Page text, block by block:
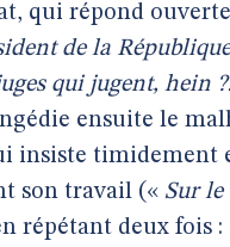
qui répond
de la
qui jugent, hein
ensuite le
insiste timidement
son travail (« Sur le
répétant deux fois :